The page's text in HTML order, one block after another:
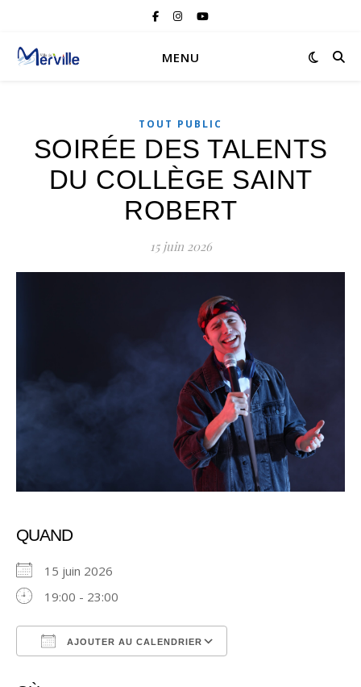
MENU
TOUT PUBLIC
SOIRÉE DES TALENTS
DU COLLÈGE SAINT
ROBERT
15 juin 2026
QUAND
15 juin 2026
19:00 - 23:00
AJOUTER AU CALENDRIER